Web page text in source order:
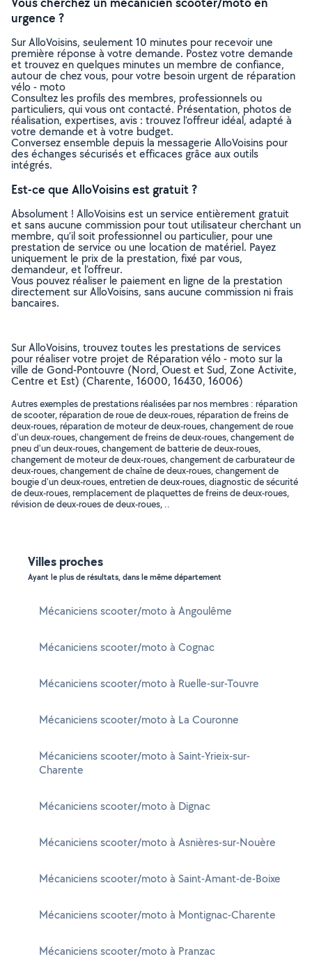
urgence ?
Sur AlloVoisins, seulement 10 minutes pour recevoir une
première réponse à votre demande. Postez votre demande
et trouvez en quelques minutes un membre de confiance,
autour de chez vous, pour votre besoin urgent de réparation
vélo - moto
Consultez les profils des membres, professionnels ou
particuliers, qui vous ont contacté. Présentation, photos de
réalisation, expertises, avis : trouvez l'offreur idéal, adapté à
votre demande et à votre budget.
Conversez ensemble depuis la messagerie AlloVoisins pour
des échanges sécurisés et efficaces grâce aux outils
intégrés.
Est-ce que AlloVoisins est gratuit ?
Absolument ! AlloVoisins est un service entièrement gratuit
et sans aucune commission pour tout utilisateur cherchant un
membre, qu’il soit professionnel ou particulier, pour une
prestation de service ou une location de matériel. Payez
uniquement le prix de la prestation, fixé par vous,
demandeur, et l’offreur.
Vous pouvez réaliser le paiement en ligne de la prestation
directement sur AlloVoisins, sans aucune commission ni frais
bancaires.
Sur AlloVoisins, trouvez toutes les prestations de services
pour réaliser votre projet de Réparation vélo - moto sur la
ville de Gond-Pontouvre (Nord, Ouest et Sud, Zone Activite,
Centre et Est) (Charente, 16000, 16430, 16006)
Autres exemples de prestations réalisées par nos membres : réparation
de scooter, réparation de roue de deux-roues, réparation de freins de
deux-roues, réparation de moteur de deux-roues, changement de roue
d'un deux-roues, changement de freins de deux-roues, changement de
pneu d'un deux-roues, changement de batterie de deux-roues,
changement de moteur de deux-roues, changement de carburateur de
deux-roues, changement de chaîne de deux-roues, changement de
bougie d'un deux-roues, entretien de deux-roues, diagnostic de sécurité
de deux-roues, remplacement de plaquettes de freins de deux-roues,
révision de deux-roues de deux-roues, ..
Villes proches
Ayant le plus de résultats, dans le même département
Mécaniciens scooter/moto à Angoulême
Mécaniciens scooter/moto à Cognac
Mécaniciens scooter/moto à Ruelle-sur-Touvre
Mécaniciens scooter/moto à La Couronne
Mécaniciens scooter/moto à Saint-Yrieix-sur-
Charente
Mécaniciens scooter/moto à Dignac
Mécaniciens scooter/moto à Asnières-sur-Nouère
Mécaniciens scooter/moto à Saint-Amant-de-Boixe
Mécaniciens scooter/moto à Montignac-Charente
Mécaniciens scooter/moto à Pranzac